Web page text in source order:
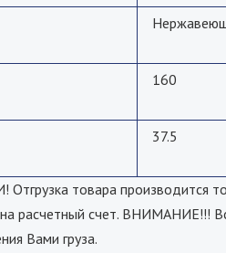
160
37.5
товара производится
расчетный счет. ВНИМАНИЕ!!!
Вами груза.